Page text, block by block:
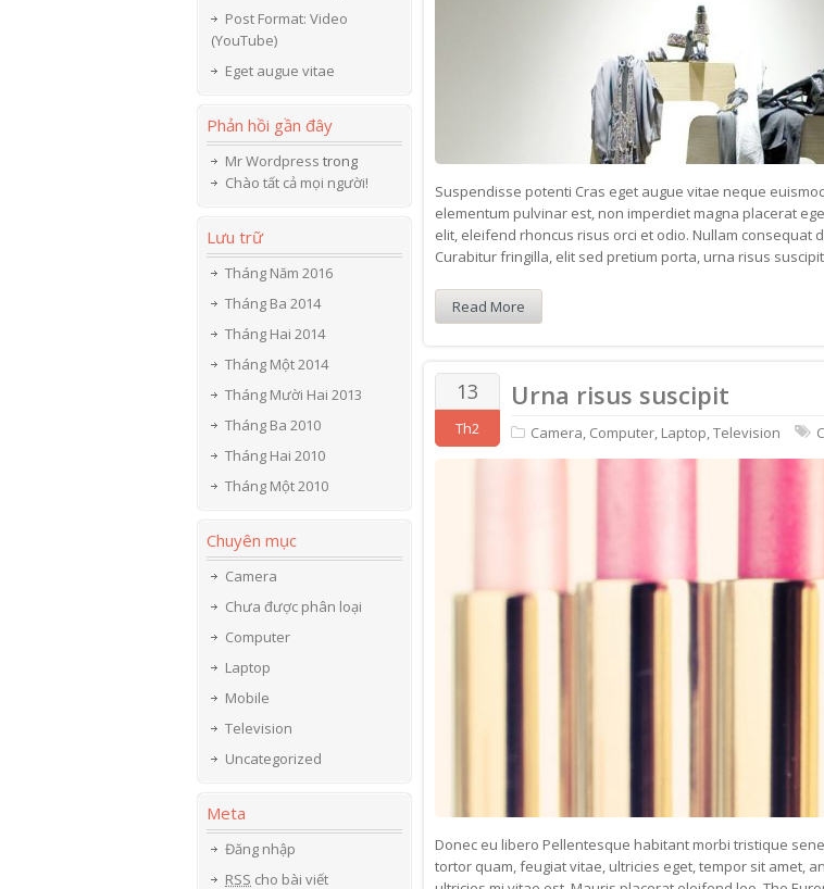
Suspendisse potenti Cras eget augue vitae neque
elementum pulvinar est, non imperdiet magna placerat
elit, eleifend rhoncus risus orci et odio. Nullam consequat
Curabitur fringilla, elit sed pretium porta, urna risus
Read More
13
Th2
Urna risus suscipit
Camera, Computer, Laptop,Television
Donec eu libero Pellentesque habitant morbi tristique
tortor quam, feugiat vitae, ultricies eget, tempor sit amet,
Post Format: Video
(YouTube)
Eget augue vitae
Phản hồi gần đây
Mr Wordpress trong
Chào tất cả mọi người!
Lưu trữ
Tháng Năm 2016
Tháng Ba 2014
Tháng Hai 2014
Tháng Một 2014
Tháng Mười Hai 2013
Tháng Ba 2010
Tháng Hai 2010
Tháng Một 2010
Chuyên mục
Camera
Chưa được phân loại
Computer
Laptop
Mobile
Television
Uncategorized
Meta
Đăng nhập
RSS cho bài viết